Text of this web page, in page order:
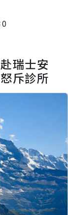
瑞士安
斥診所